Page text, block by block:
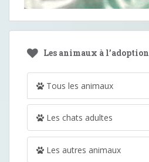
Les animaux à l’adoption
Tous les animaux
Les chats adultes
Les autres animaux